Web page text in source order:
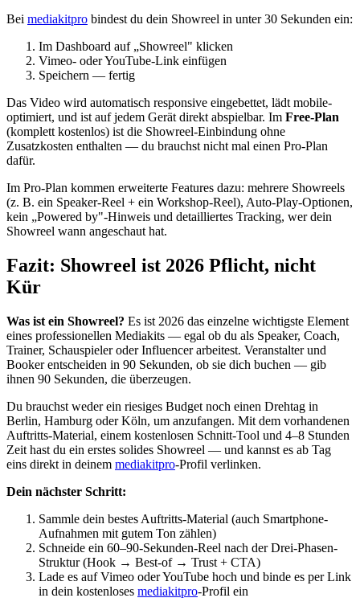
Bei mediakitpro bindest du dein Showreel in unter 30 Sekunden ein:
Im Dashboard auf „Showreel" klicken
Vimeo- oder YouTube-Link einfügen
Speichern — fertig
Das Video wird automatisch responsive eingebettet, lädt mobile-
optimiert, und ist auf jedem Gerät direkt abspielbar. Im Free-Plan
(komplett kostenlos) ist die Showreel-Einbindung ohne
Zusatzkosten enthalten — du brauchst nicht mal einen Pro-Plan
dafür.
Im Pro-Plan kommen erweiterte Features dazu: mehrere Showreels
(z. B. ein Speaker-Reel + ein Workshop-Reel), Auto-Play-Optionen,
kein „Powered by"-Hinweis und detailliertes Tracking, wer dein
Showreel wann angeschaut hat.
Fazit: Showreel ist 2026 Pflicht, nicht
Kür
Was ist ein Showreel? Es ist 2026 das einzelne wichtigste Element
eines professionellen Mediakits — egal ob du als Speaker, Coach,
Trainer, Schauspieler oder Influencer arbeitest. Veranstalter und
Booker entscheiden in 90 Sekunden, ob sie dich buchen — gib
ihnen 90 Sekunden, die überzeugen.
Du brauchst weder ein riesiges Budget noch einen Drehtag in
Berlin, Hamburg oder Köln, um anzufangen. Mit dem vorhandenen
Auftritts-Material, einem kostenlosen Schnitt-Tool und 4–8 Stunden
Zeit hast du ein erstes solides Showreel — und kannst es ab Tag
eins direkt in deinem mediakitpro-Profil verlinken.
Dein nächster Schritt:
Sammle dein bestes Auftritts-Material (auch Smartphone-
Aufnahmen mit gutem Ton zählen)
Schneide ein 60–90-Sekunden-Reel nach der Drei-Phasen-
Struktur (Hook → Best-of → Trust + CTA)
Lade es auf Vimeo oder YouTube hoch und binde es per Link
in dein kostenloses mediakitpro-Profil ein